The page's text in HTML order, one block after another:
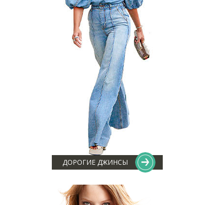
ДОРОГИЕ ДЖИНСЫ